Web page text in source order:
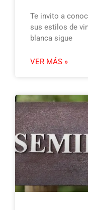
Te invito a
sus estilos de
blanca sigue
VER MÁS »